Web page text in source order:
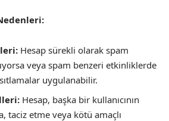
Hesap sürekli olarak spam
veya spam benzeri etkinliklerde
uygulanabilir.
Hesap, başka bir kullanıcının
taciz etme veya kötü amaçlı